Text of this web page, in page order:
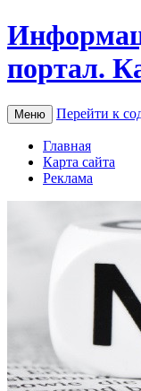
портал.
Меню Перейти к
Главная
Карта сайта
Реклама